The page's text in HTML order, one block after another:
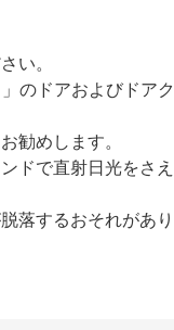
い。
のドアおよびドア
勧めします。
で直射日光をさえ
するおそれがあり